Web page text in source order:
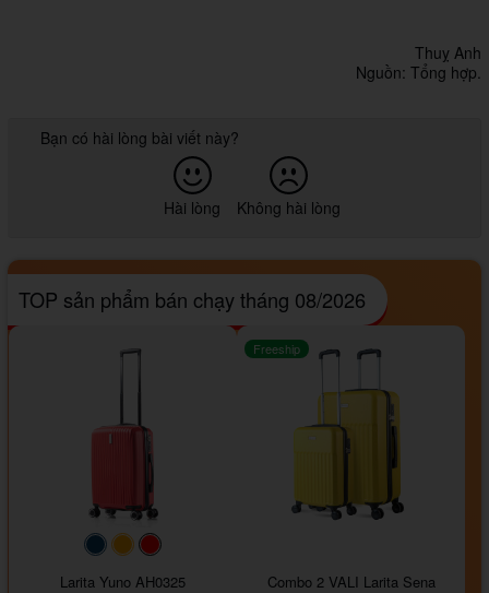
Thuỵ Anh
Nguồn: Tổng hợp.
Bạn có hài lòng bài viết này?
Hài lòng Không hài lòng
TOP sản phẩm bán chạy tháng 08/2026
#093f69#ffa500
Larita Yuno AH0325
Freeship
Combo 2 VALI Larita Sena